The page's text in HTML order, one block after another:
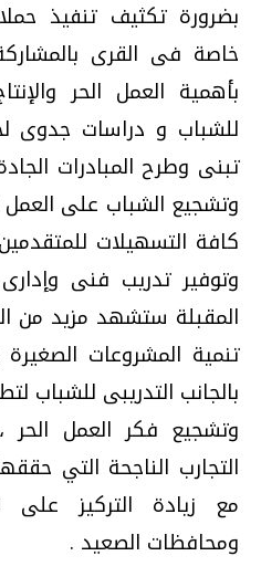
بضرورة تكثيف تنفيذ
خاصة فى القرى
بأهمية العمل الحر
للشباب و دراسات جدوى
تبنى وطرح المبادرات
وتشجيع الشباب على العمل
كافة التسهيلات
وتوفير تدريب فنى
المقبلة ستشهد مزيد من
تنمية المشروعات
بالجانب التدريبى للشباب
وتشجيع فكر العمل الحر
التجارب الناجحة التي
مع زيادة التركيز على
ومحافظات الصعيد .